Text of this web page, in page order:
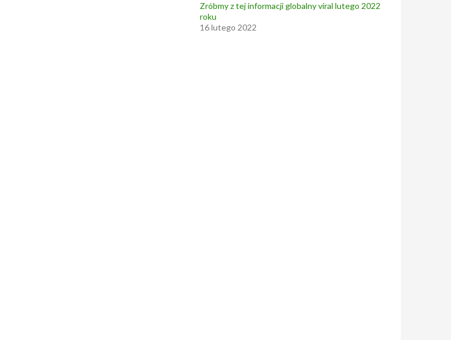
Zróbmy z tej informacji globalny viral lutego 2022
roku
16 lutego 2022